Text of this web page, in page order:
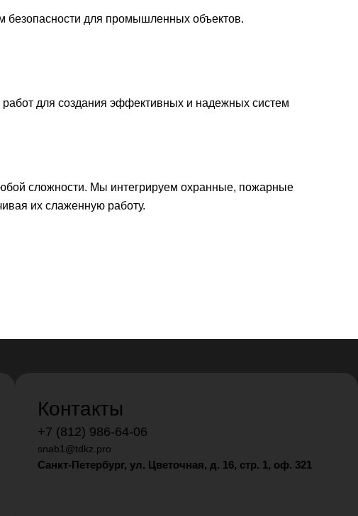
для промышленных объектов.
для создания эффективных и надежных систем
сложности. Мы интегрируем охранные, пожарные
их слаженную работу.
Контакты
+7 (812) 986-64-06
snab1@tdkz.pro
Санкт-Петербург, ул. Цветочная, д. 16, стр. 1, оф. 321